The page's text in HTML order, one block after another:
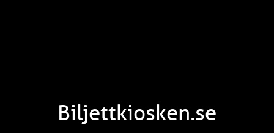
Biljettkiosken.se